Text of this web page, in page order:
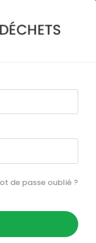
de passe oublié ?